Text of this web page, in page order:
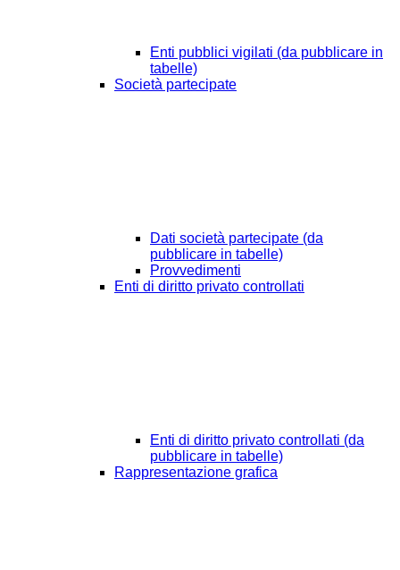
Enti pubblici vigilati (da pubblicare in
tabelle)
Società partecipate
Dati società partecipate (da
pubblicare in tabelle)
Provvedimenti
Enti di diritto privato controllati
Enti di diritto privato controllati (da
pubblicare in tabelle)
Rappresentazione grafica